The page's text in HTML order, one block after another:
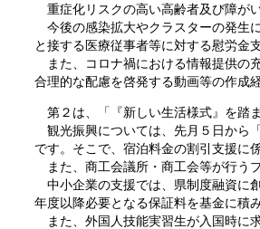
重症化リスクの高い高齢者及び障が
今後の感染拡大やクラスターの発生
と接する医療従事者等に対する慰労金
また、コロナ禍における情報提供の
合理的な配慮を啓発する動画等の作成
第２は、「『新しい生活様式』を踏
観光振興については、先月５日から
です。そこで、宿泊料金の割引支援に
また、商工会議所・商工会等が行う
中小企業の支援では、県制度融資に
年度以降必要となる保証料を基金に積
また、外国人技能実習生が入国時に